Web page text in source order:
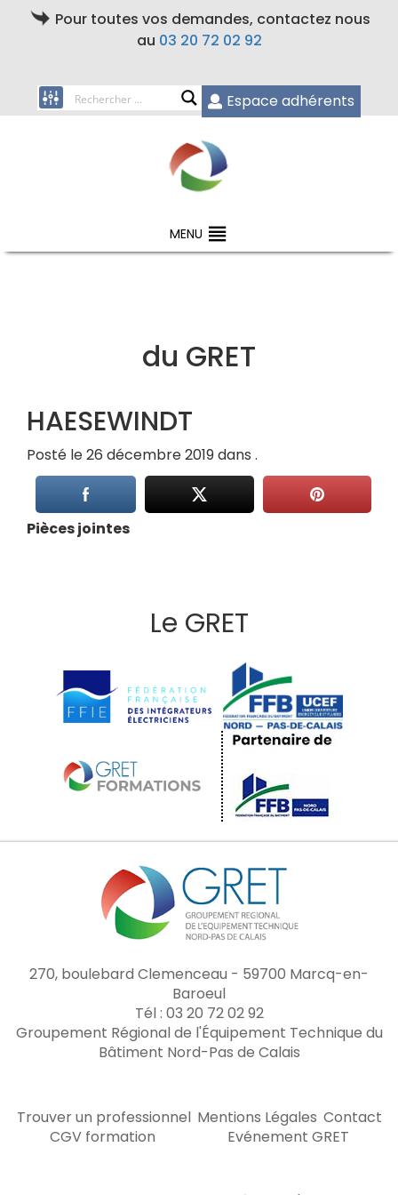
Pour toutes vos demandes, contactez nous
au 03 20 72 02 92
Espace adhérents
MENU
du GRET
HAESEWINDT
Posté le 26 décembre 2019 dans .
Pièces jointes
Le GRET
270, boulebard Clemenceau - 59700 Marcq-en-
Baroeul
Tél : 03 20 72 02 92
Groupement Régional de l'Équipement Technique du
Bâtiment Nord-Pas de Calais
Trouver un professionnel Mentions Légales Contact
CGV formation
Evénement GRET